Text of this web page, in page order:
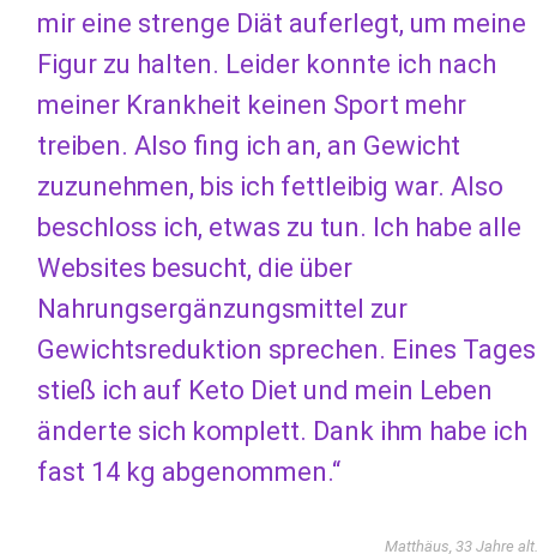
mir eine strenge Diät auferlegt, um meine
Figur zu halten. Leider konnte ich nach
meiner Krankheit keinen Sport mehr
treiben. Also fing ich an, an Gewicht
zuzunehmen, bis ich fettleibig war. Also
beschloss ich, etwas zu tun. Ich habe alle
Websites besucht, die über
Nahrungsergänzungsmittel zur
Gewichtsreduktion sprechen. Eines Tages
stieß ich auf Keto Diet und mein Leben
änderte sich komplett. Dank ihm habe ich
fast 14 kg abgenommen.“
Matthäus, 33 Jahre alt.